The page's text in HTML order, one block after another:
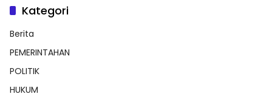
Kategori
Berita
PEMERINTAHAN
POLITIK
HUKUM